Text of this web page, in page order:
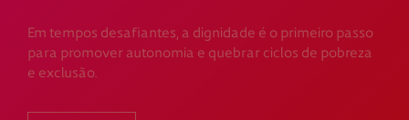
Em tempos desafiantes, a dignidade é o primeiro passo
para promover autonomia e quebrar ciclos de pobreza
e exclusão.